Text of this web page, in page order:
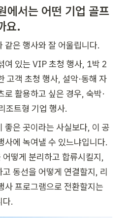
에서는 어떤 기업 골프
요.
같은 행사와 잘 어울립니다.
여 있는 VIP 초청 행사, 1박 2
고객 초청 행사, 설악·동해 자
로 활용하고 싶은 경우, 숙박·
조트형 기업 행사.
좋은 곳이라는 사실보다, 이 공
사에 녹여낼 수 있느냐입니다.
떻게 분리하고 합류시킬지,
동선을 어떻게 연결할지, 리
사 프로그램으로 전환할지는
다.